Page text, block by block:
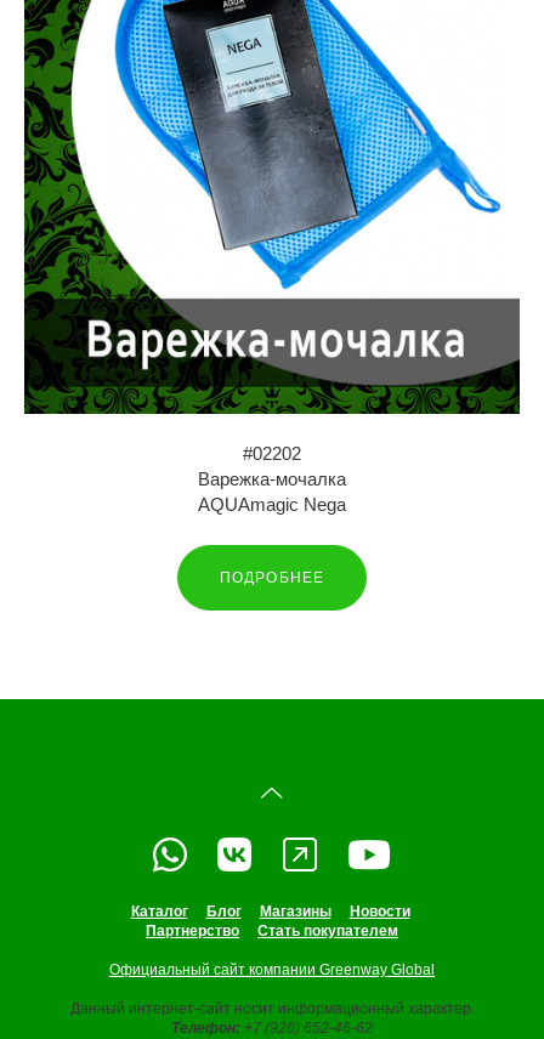
#02202
Варежка-мочалка
AQUAmagic Nega
ПОДРОБНЕЕ
Каталог Блог Магазины
Новости
Партнерство
Стать покупателем
Официальный сайт компании Greenway Global
Данный интернет-сайт носит информационный характер.
Телефон: +7 (926) 652-46-62